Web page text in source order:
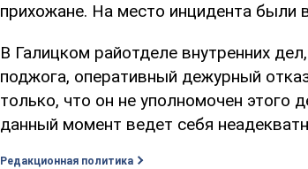
прихожане. На место инцидента были
В Галицком райотделе внутренних
поджога, оперативный дежурный
только, что он не уполномочен этого
данный момент ведет себя
Редакционная политика